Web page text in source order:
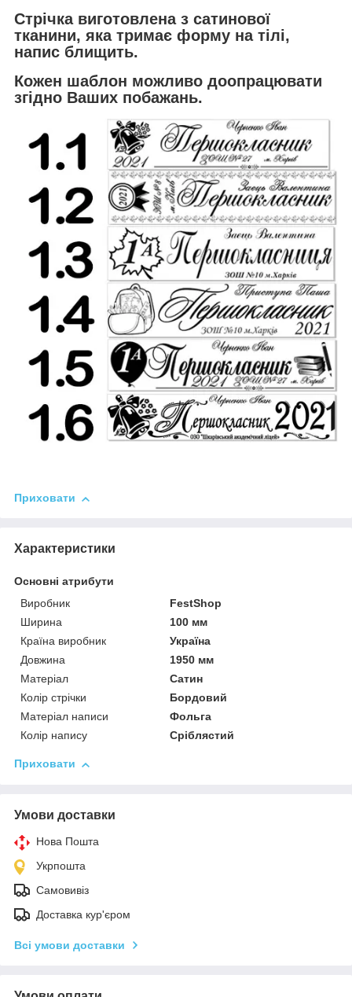
Стрічка виготовлена з сатинової
тканини, яка тримає форму на тілі,
напис блищить.
Кожен шаблон можливо доопрацювати
згідно Ваших побажань.
Приховати
Характеристики
Основні атрибути
Виробник
FestShop
Ширина
100 мм
Країна виробник
Україна
Довжина
1950 мм
Матеріал
Сатин
Колір стрічки
Бордовий
Матеріал написи
Фольга
Колір напису
Сріблястий
Приховати
Умови доставки
Нова Пошта
Укрпошта
Самовивіз
Доставка кур'єром
Всі умови доставки